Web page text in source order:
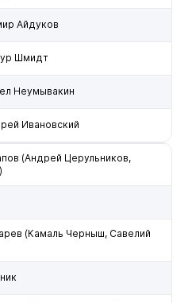
Айдуков
Шмидт
Неумывакин
Ивановский
(Андрей Церульников,
(Камаль Черныш, Савелий